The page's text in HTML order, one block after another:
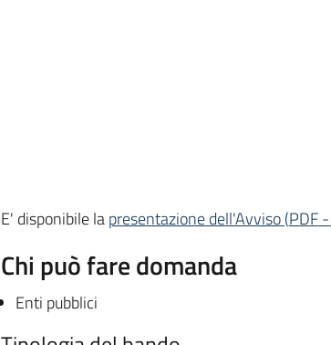
E' disponibile lapresentazione dell'Avviso(PDF-
Chi può fare domanda
Enti pubblici